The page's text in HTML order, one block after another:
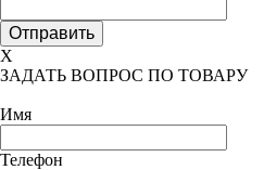
X
ЗАДАТЬ ВОПРОС ПО ТОВАРУ
Имя
Телефон